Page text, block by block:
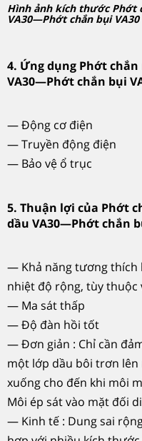
Hình ảnh kích thước Phớt
VA30—Phớt chắn bụi VA30
4. Ứng dụng Phớt
VA30—Phớt chắn bụi
— Động cơ điện
— Truyền động điện
— Bảo vệ ổ trục
5. Thuận lợi của Phớt
dầu VA30—Phớt chắn
— Khả năng tương thích
nhiệt độ rộng, tùy thuộc
— Ma sát thấp
— Độ đàn hồi tốt
— Đơn giản : Chỉ cần
một lớp dầu bôi trơn
xuống cho đến khi môi
Môi ép sát vào mặt đối
— Kinh tế : Dung sai